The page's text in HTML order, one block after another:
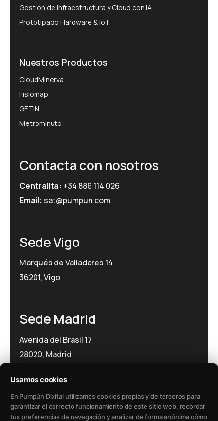
Gestión de Infraestructura y Cloud con IA
Prototipado Hardware & IoT
Nuestros Productos
CloudMinerva
Fisiomap
GETIN
Metrominuto
Contacta con nosotros
Centralita: +34 886 114 026
Email: sat@pumpun.com
Sede Vigo
Marqués de Valladares 14
36201, Vigo
Sede Madrid
Avenida del Brasil 17
28020, Madrid
Usamos cookies
En Pumpún Dixital utilizamos cookies propias y de terceros para
garantizar el correcto funcionamiento de este sitio web, recordar
tus preferencias de navegación y analizar de forma anónima cómo